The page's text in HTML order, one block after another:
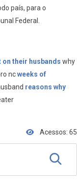
país, para o
Federal.
on their husbands why
ncweeks of
reasons why
Acessos: 65